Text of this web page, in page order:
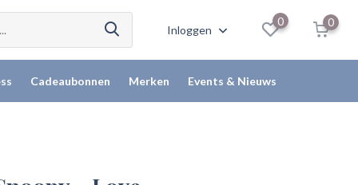
Inloggen
0 0
Cadeaubonnen Merken Events & Nieuws